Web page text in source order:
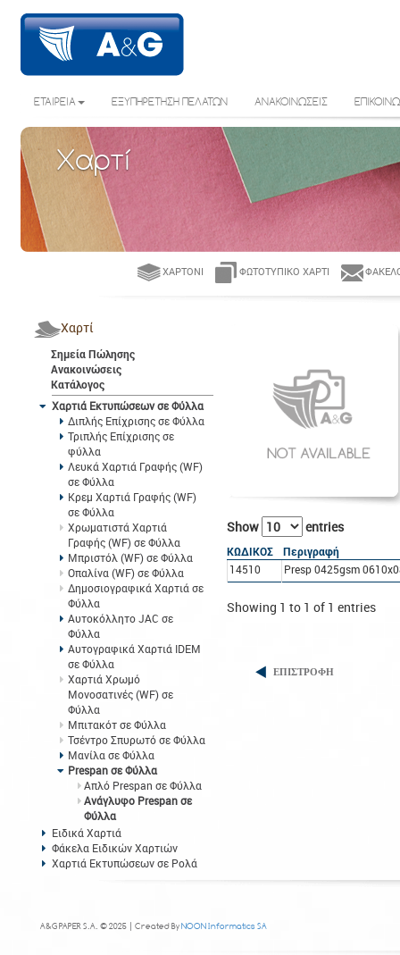
ΕΤΑΙΡΕΙΑ ΕΞΥΠΗΡΕΤΗΣΗ ΠΕΛΑΤΩΝ ΑΝΑΚΟΙΝΩΣΕΙΣ
Χαρτί
ΧΑΡΤΌΝΙ ΦΩΤΟΤΥΠΙΚΌ ΧΑΡΤΊ
Χαρτί
Σημεία Πώλησης
Ανακοινώσεις
Κατάλογος
Χαρτιά Εκτυπώσεων σε Φύλλα
Διπλής Επίχρισης σε Φύλλα
Τριπλής Επίχρισης σε
φύλλα
Λευκά Χαρτιά Γραφής (WF)
σε Φύλλα
Κρεμ Χαρτιά Γραφής (WF)
σε Φύλλα
Χρωματιστά Χαρτιά
Γραφής (WF) σε Φύλλα
Μπριστόλ (WF) σε Φύλλα
Οπαλίνα (WF) σε Φύλλα
Δημοσιογραφικά Χαρτιά σε
Φύλλα
Αυτοκόλλητο JAC σε
Φύλλα
Αυτογραφικά Χαρτιά IDEM
σε Φύλλα
Χαρτιά Χρωμό
Μονοσατινές (WF) σε
Φύλλα
Μπιτακότ σε Φύλλα
Τσέντρο Σπυρωτό σε Φύλλα
Μανίλα σε Φύλλα
Prespan σε Φύλλα
Απλό Prespan σε Φύλλα
Ανάγλυφο Prespan σε
Φύλλα
Ειδικά Χαρτιά
Φάκελα Ειδικών Χαρτιών
Χαρτιά Εκτυπώσεων σε Ρολά
Show entries
ΚΩΔΙΚΟΣ
Περιγραφή
14510
Presp 0425gsm
Showing 1 to 1 of 1 entries
ΕΠΙΣΤΡΟΦΗ
A&G PAPER S.A. © 2025 | Created ByNOON Informatics SA